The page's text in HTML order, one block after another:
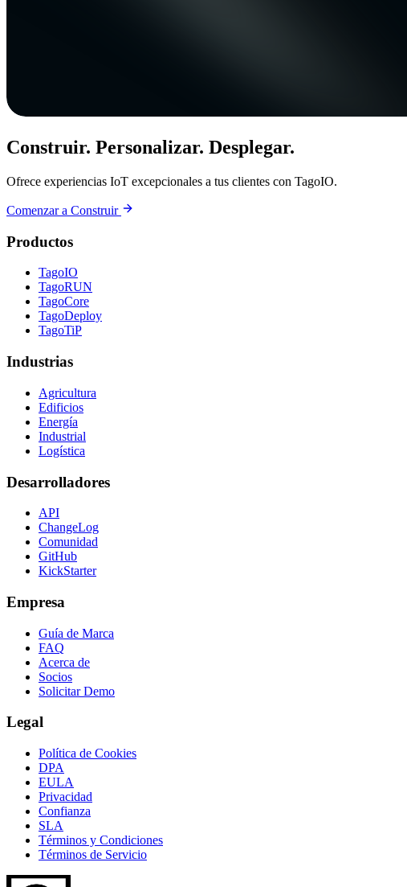
Construir. Personalizar. Desplegar.
Ofrece experiencias IoT excepcionales a tus clientes con TagoIO.
Comenzar a Construir
Productos
TagoIO
TagoRUN
TagoCore
TagoDeploy
TagoTiP
Industrias
Agricultura
Edificios
Energía
Industrial
Logística
Desarrolladores
API
ChangeLog
Comunidad
GitHub
KickStarter
Empresa
Guía de Marca
FAQ
Acerca de
Socios
Solicitar Demo
Legal
Política de Cookies
DPA
EULA
Privacidad
Confianza
SLA
Términos y Condiciones
Términos de Servicio